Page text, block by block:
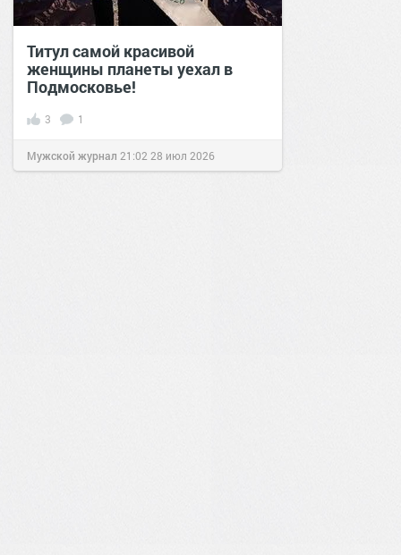
Титул самой красивой
женщины планеты уехал в
Подмосковье!
3 1
Мужской журнал 21:02 28 июл 2026